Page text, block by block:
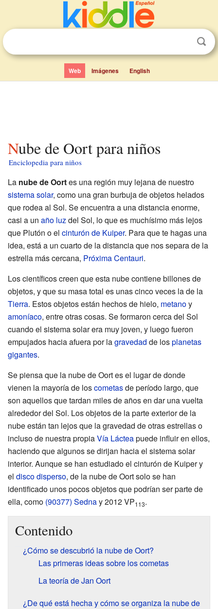
Web Imágenes English
Nube de Oort para niños
Enciclopedia para niños
La nube de Oortes una región muy lejana de nuestro
sistema solar, como una gran burbuja de objetos helados
que rodea al Sol. Se encuentra a una distancia enorme,
casi a un año luzdel Sol, lo que es muchísimo más lejos
que Plutón o el cinturón de Kuiper. Para que te hagas una
idea, está a un cuarto de la distancia que nos separa de la
estrella más cercana, Próxima Centauri.
Los científicos creen que esta nube contiene billones de
objetos, y que su masa total es unas cinco veces la de la
Tierra. Estos objetos están hechos de hielo, metanoy
amoníaco, entre otras cosas. Se formaron cerca del Sol
cuando el sistema solar era muy joven, y luego fueron
empujados hacia afuera por lagravedad de losplanetas
gigantes.
Se piensa que la nube de Oort es el lugar de donde
vienen la mayoría de loscometasde período largo, que
son aquellos que tardan miles de años en dar una vuelta
alrededor del Sol. Los objetos de la parte exterior de la
nube están tan lejos que la gravedad de otras estrellas o
incluso de nuestra propiaVía Lácteapuede influir en ellos,
haciendo que algunos se dirijan hacia el sistema solar
interior. Aunque se han estudiado el cinturón de Kuiper y
el disco disperso, de la nube de Oort solo se han
identificado unos pocos objetos que podrían ser parte de
ella, como (90377) Sednay 2012 VP113.
Contenido
¿Cómo se descubrió la nube de Oort?
Las primeras ideas sobre los cometas
La teoría de Jan Oort
¿De qué está hecha y cómo se organiza la nube de